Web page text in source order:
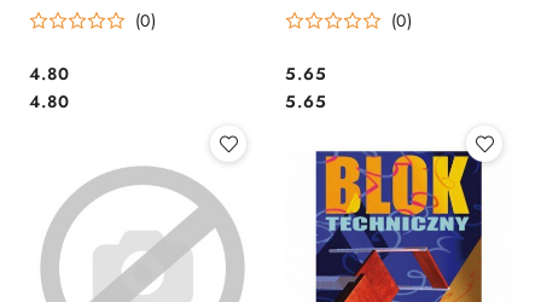
(0)
Cena:
4.80
Cena:
4.80
(0)
Cena:
5.65
Cena:
5.65